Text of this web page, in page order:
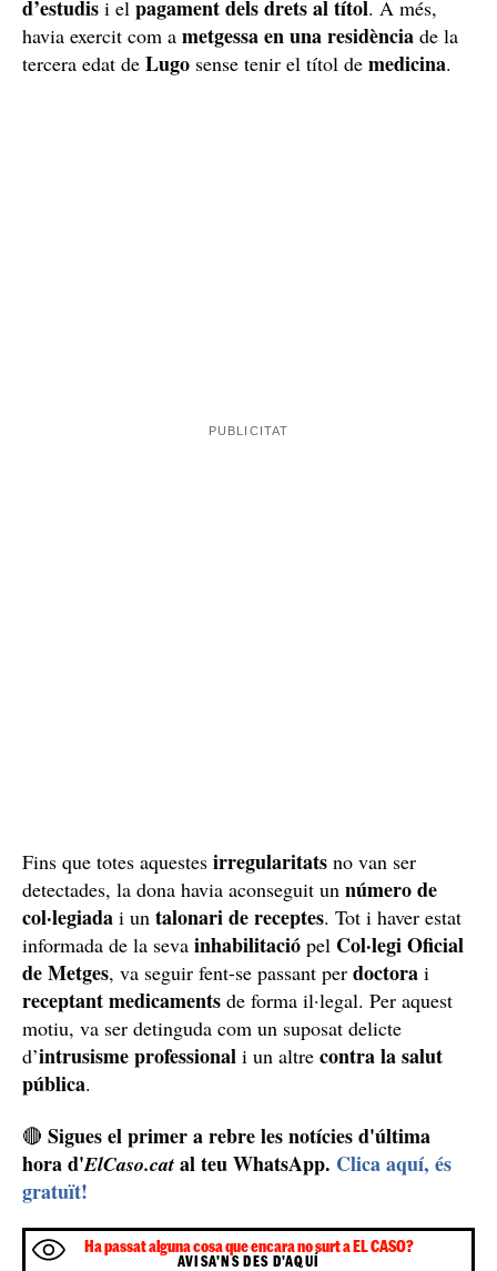
d’estudis i el pagament dels drets al títol. A més,
havia exercit com a metgessa en una residència de la
tercera edat de Lugo sense tenir el títol de medicina.
Fins que totes aquestes irregularitats no van ser
detectades, la dona havia aconseguit un número de
col·legiada i un talonari de receptes. Tot i haver estat
informada de la seva inhabilitació pel Col·legi Oficial
de Metges, va seguir fent-se passant per doctora i
receptant medicaments de forma il·legal. Per aquest
motiu, va ser detinguda com un suposat delicte
d’intrusisme professional i un altre contra la salut
pública.
🔴 Sigues el primer a rebre les notícies d'última
hora d'ElCaso.cat al teu WhatsApp. Clica aquí, és
gratuït!
Ha passat alguna cosa que encara no surt a EL CASO?
AVISA'NS DES D'AQUÍ